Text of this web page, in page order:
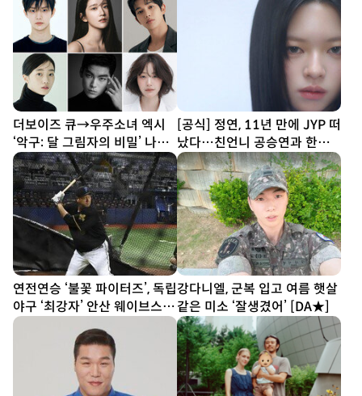
더보이즈 큐→우주소녀 엑시
‘악구: 달 그림자의 비밀’ 나란
히 캐스팅 [공식]
[공식] 정연, 11년 만에 JYP 떠
났다…친언니 공승연과 한솥
밥 ‘배우 도전’
연전연승 ‘불꽃 파이터즈’, 독립
야구 ‘최강자’ 안산 웨이브스와
맞대결
강다니엘, 군복 입고 여름 햇살
같은 미소 ‘잘생겼어’ [DA★]